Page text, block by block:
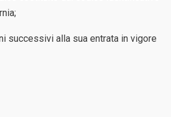
successivi alla sua entrata in vigore